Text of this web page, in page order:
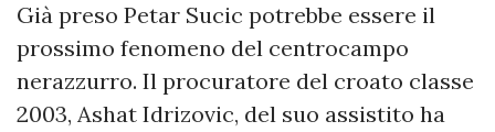
Già preso Petar Sucic potrebbe essere il
prossimo fenomeno del centrocampo
nerazzurro. Il procuratore del croato classe
2003, Ashat Idrizovic, del suo assistito ha